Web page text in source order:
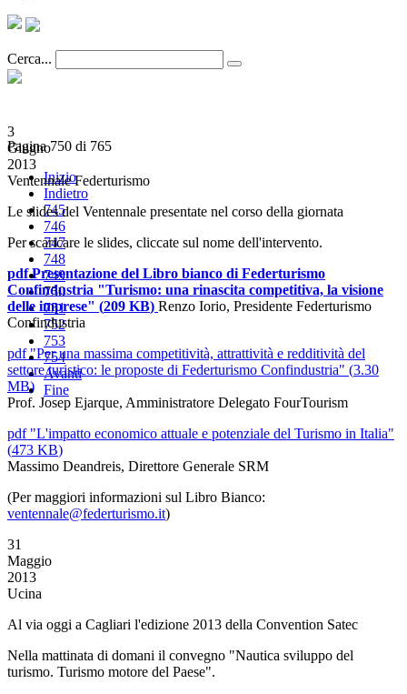
Cerca...
3
Giugno
2013
Ventennale Federturismo
Le slides del Ventennale presentate nel corso della giornata
Per scaricare le slides, cliccate sul nome dell'intervento.
pdfPresentazione del Libro bianco di Federturismo
Confindustria "Turismo: una rinascita competitiva, la visione
delle imprese" (209 KB) Renzo Iorio, Presidente Federturismo
Confindustria
pdf"Per una massima competitività, attrattività e redditività del
settore turistico: le proposte di Federturismo Confindustria" (3.30
MB)
Prof. Josep Ejarque, Amministratore Delegato FourTourism
pdf"L'impatto economico attuale e potenziale del Turismo in Italia"
(473 KB)
Massimo Deandreis, Direttore Generale SRM
(Per maggiori informazioni sul Libro Bianco:
ventennale@federturismo.it)
31
Maggio
2013
Ucina
Al via oggi a Cagliari l'edizione 2013 della Convention Satec
Nella mattinata di domani il convegno "Nautica sviluppo del
turismo. Turismo motore del Paese".
Pagina 750 di 765
Inizio
Indietro
745
746
747
748
749
750
751
752
753
754
Avanti
Fine